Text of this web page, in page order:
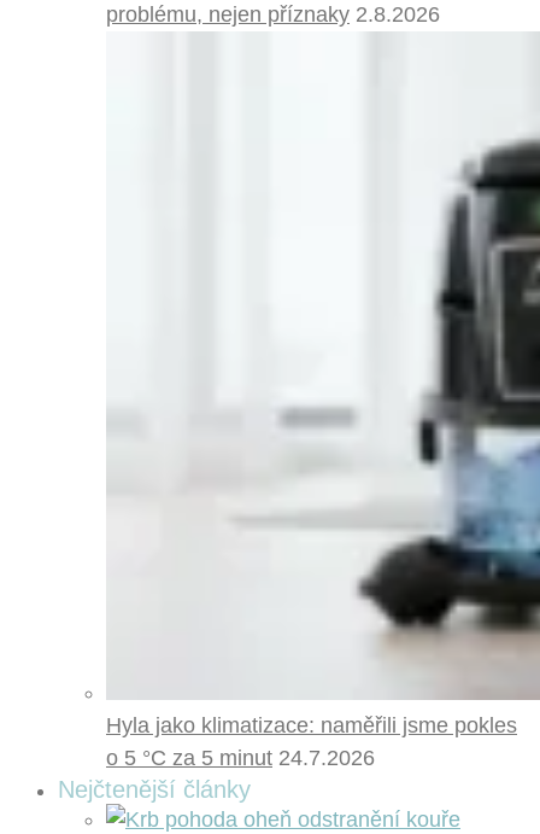
problému, nejen příznaky 2.8.2026
Hyla jako klimatizace: naměřili jsme pokles
o 5 °C za 5 minut 24.7.2026
Nejčtenější články